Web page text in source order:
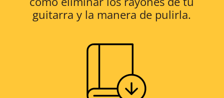
guitarra y la manera de pulirla.